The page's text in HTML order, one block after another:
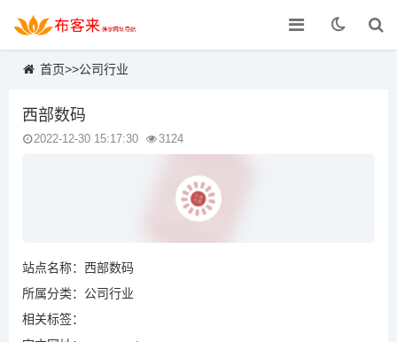
首页>>公司行业
西部数码
2022-12-30 15:17:30 3124
站点名称：西部数码
所属分类： 公司行业
相关标签：